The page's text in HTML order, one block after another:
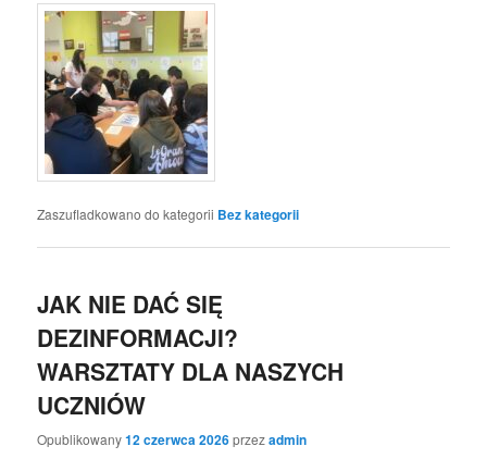
Zaszufladkowano do kategorii Bez kategorii
JAK NIE DAĆ SIĘ
DEZINFORMACJI?
WARSZTATY DLA NASZYCH
UCZNIÓW
Opublikowany12 czerwca 2026przezadmin